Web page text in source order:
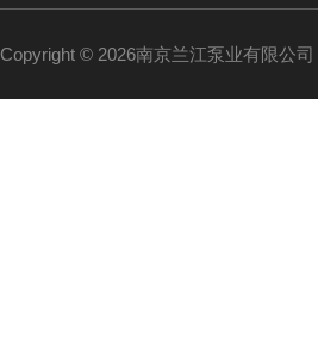
Copyright © 2026南京兰江泵业有限公